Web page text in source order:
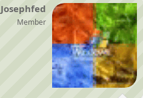
Josephfed
Member